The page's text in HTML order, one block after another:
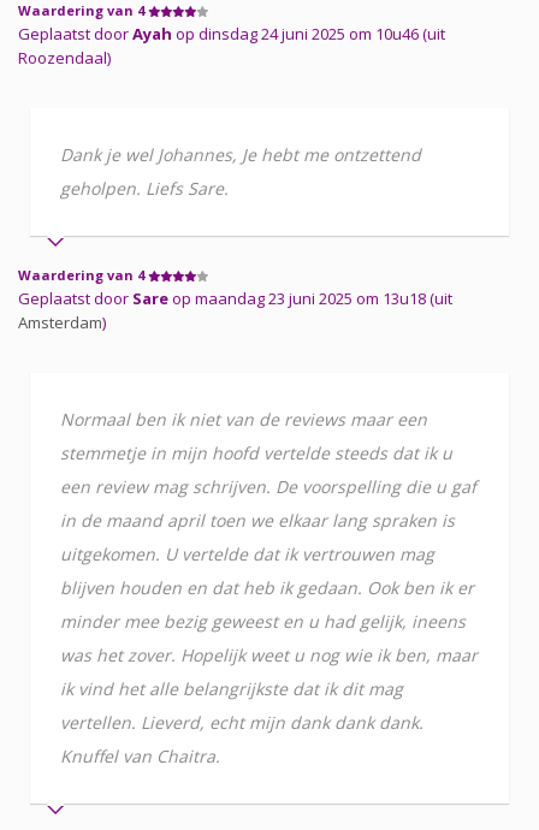
Waardering van 4
Geplaatst doorAyah op dinsdag 24 juni 2025 om 10u46 (uit
Roozendaal)
Dank je wel Johannes, Je hebt me ontzettend
geholpen. Liefs Sare.
Waardering van 4
Geplaatst door Sareop maandag 23 juni 2025 om 13u18 (uit
Amsterdam)
Normaal ben ik niet van de reviews maar een
stemmetje in mijn hoofd vertelde steeds dat ik u
een review mag schrijven. De voorspelling die u gaf
in de maand april toen we elkaar lang spraken is
uitgekomen. U vertelde dat ik vertrouwen mag
blijven houden en dat heb ik gedaan. Ook ben ik er
minder mee bezig geweest en u had gelijk, ineens
was het zover. Hopelijk weet u nog wie ik ben, maar
ik vind het alle belangrijkste dat ik dit mag
vertellen. Lieverd, echt mijn dank dank dank.
Knuffel van Chaitra.